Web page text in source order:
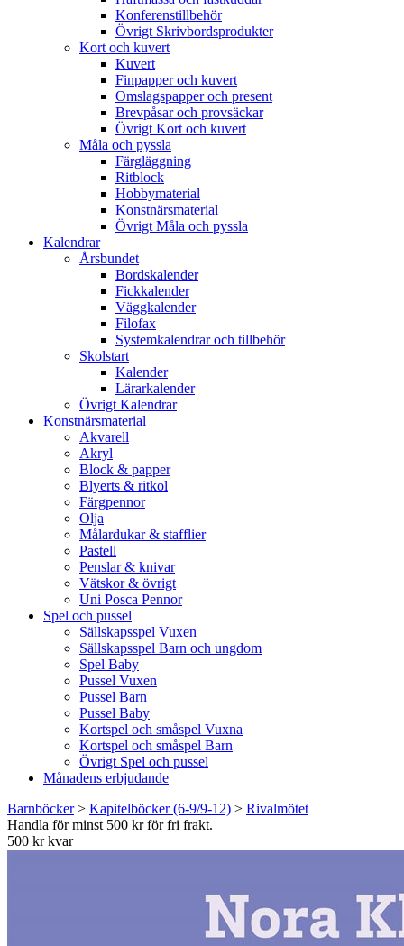
Konferenstillbehör
Övrigt Skrivbordsprodukter
Kort och kuvert
Kuvert
Finpapper och kuvert
Omslagspapper och present
Brevpåsar och provsäckar
Övrigt Kort och kuvert
Måla och pyssla
Färgläggning
Ritblock
Hobbymaterial
Konstnärsmaterial
Övrigt Måla och pyssla
Kalendrar
Årsbundet
Bordskalender
Fickkalender
Väggkalender
Filofax
Systemkalendrar och tillbehör
Skolstart
Kalender
Lärarkalender
Övrigt Kalendrar
Konstnärsmaterial
Akvarell
Akryl
Block & papper
Blyerts & ritkol
Färgpennor
Olja
Målardukar & stafflier
Pastell
Penslar & knivar
Vätskor & övrigt
Uni Posca Pennor
Spel och pussel
Sällskapsspel Vuxen
Sällskapsspel Barn och ungdom
Spel Baby
Pussel Vuxen
Pussel Barn
Pussel Baby
Kortspel och småspel Vuxna
Kortspel och småspel Barn
Övrigt Spel och pussel
Månadens erbjudande
Barnböcker> Kapitelböcker (6-9/9-12) > Rivalmötet
Handla för minst 500 kr för fri frakt.
500 kr kvar